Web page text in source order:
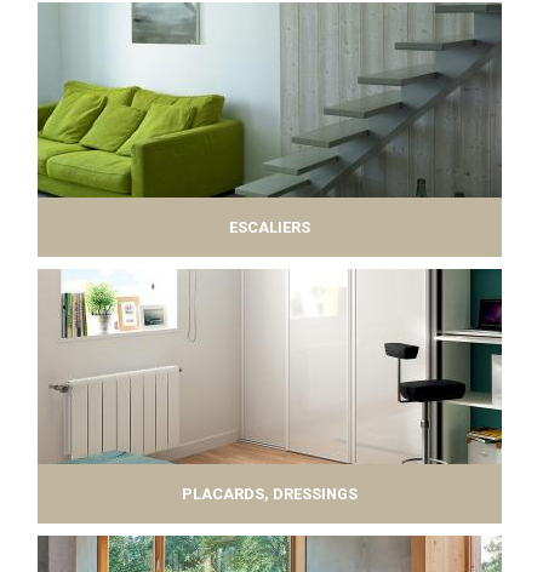
ESCALIERS
PLACARDS, DRESSINGS